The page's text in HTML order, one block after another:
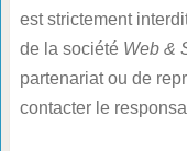
est strictement
de la société Web &
partenariat ou de
contacter le